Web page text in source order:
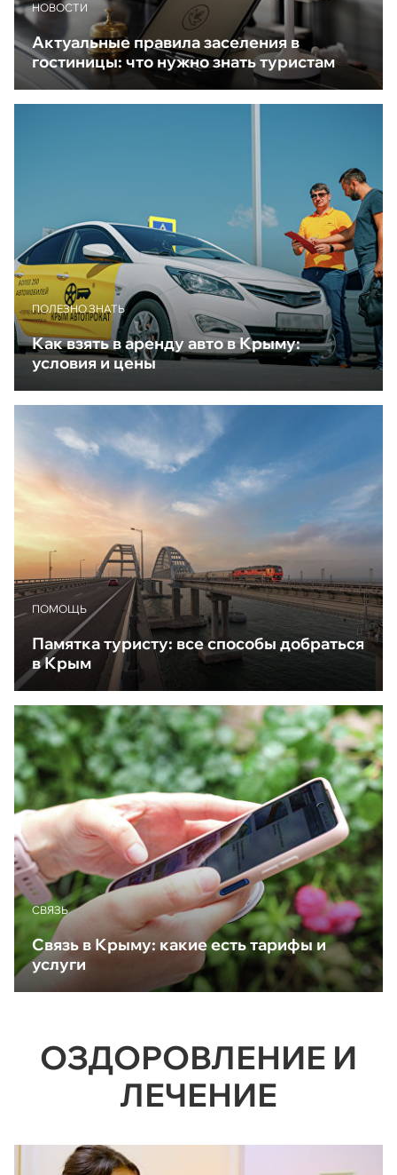
НОВОСТИ
Актуальные правила заселения в
гостиницы: что нужно знать туристам
ПОЛЕЗНО ЗНАТЬ
Как взять в аренду авто в Крыму:
условия и цены
ПОМОЩЬ
Памятка туристу: все способы добраться
в Крым
CВЯЗЬ
Связь в Крыму: какие есть тарифы и
услуги
ОЗДОРОВЛЕНИЕ И
ЛЕЧЕНИЕ